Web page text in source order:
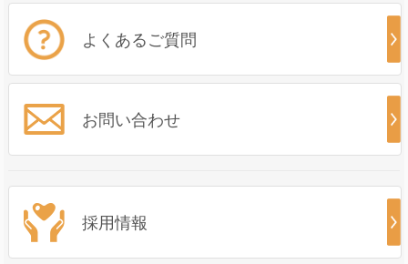
よくあるご質問
お問い合わせ
採用情報